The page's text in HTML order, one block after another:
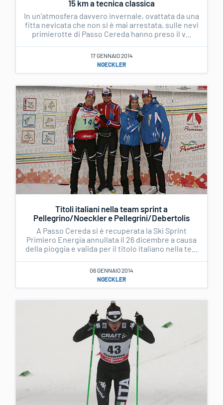
15 km a tecnica classica
In un'atmosfera davvero invernale, ovattata da una
fitta nevicata che non si è mai arrestata, sulle nevi
primierotte di Passo Cereda hanno preso il v...
17 GENNAIO 2014
NOECKLER
Titoli italiani nella team sprint a
Pellegrino/Noeckler e Pellegrini/Debertolis
A Passo Cereda si è recuperata la Ski Sprint
Primiero Energia annullata il 26 dicembre a causa
della pioggia e valida per il titolo italiano nella te...
06 GENNAIO 2014
NOECKLER